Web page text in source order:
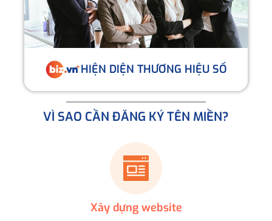
HIỆN DIỆN THƯƠNG HIỆU SỐ
VÌ SAO CẦN ĐĂNG KÝ TÊN MIỀN?
Xây dựng website